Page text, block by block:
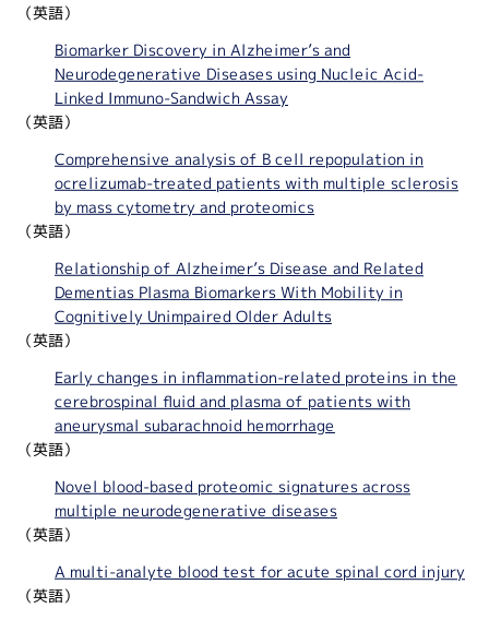
（英語）
Biomarker Discovery in Alzheimer’s and
Neurodegenerative Diseases using Nucleic Acid-
Linked Immuno-Sandwich Assay
（英語）
Comprehensive analysis of B cell repopulation in
ocrelizumab-treated patients with multiple sclerosis
by mass cytometry and proteomics
（英語）
Relationship of Alzheimer’s Disease and Related
Dementias Plasma Biomarkers With Mobility in
Cognitively Unimpaired Older Adults
（英語）
Early changes in inflammation-related proteins in the
cerebrospinal fluid and plasma of patients with
aneurysmal subarachnoid hemorrhage
（英語）
Novel blood-based proteomic signatures across
multiple neurodegenerative diseases
（英語）
A multi-analyte blood test for acute spinal cord injury
（英語）